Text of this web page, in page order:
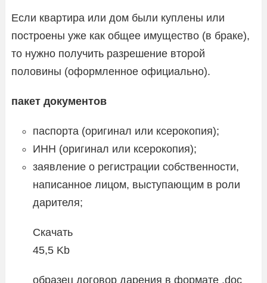
Если квартира или дом были куплены или
построены уже как общее имущество (в браке),
то нужно получить разрешение второй
половины (оформленное официально).
пакет документов
паспорта (оригинал или ксерокопия);
ИНН (оригинал или ксерокопия);
заявление о регистрации собственности,
написанное лицом, выступающим в роли
дарителя;
Скачать
45,5 Kb
образец договор дарения в формате .doc